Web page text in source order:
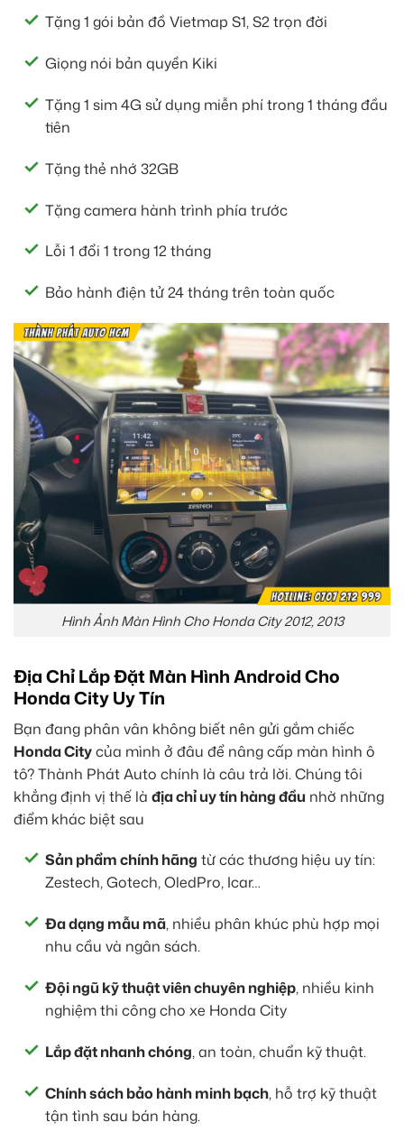
Tặng 1 gói bản đồ Vietmap S1, S2 trọn đời
Giọng nói bản quyền Kiki
Tặng 1 sim 4G sử dụng miễn phí trong 1 tháng đầu
tiên
Tặng thẻ nhớ 32GB
Tặng camera hành trình phía trước
Lỗi 1 đổi 1 trong 12 tháng
Bảo hành điện tử 24 tháng trên toàn quốc
Hình Ảnh Màn Hình Cho Honda City 2012, 2013
Địa Chỉ Lắp Đặt Màn Hình Android Cho
Honda City Uy Tín
Bạn đang phân vân không biết nên gửi gắm chiếc
Honda Citycủa mình ở đâu để nâng cấp màn hình ô
tô? Thành Phát Auto chính là câu trả lời. Chúng tôi
khẳng định vị thế là địa chỉ uy tín hàng đầu nhờ những
điểm khác biệt sau
Sản phẩm chính hãng từ các thương hiệu uy tín:
Zestech, Gotech, OledPro, Icar…
Đa dạng mẫu mã, nhiều phân khúc phù hợp mọi
nhu cầu và ngân sách.
Đội ngũ kỹ thuật viên chuyên nghiệp, nhiều kinh
nghiệm thi công cho xe Honda City
Lắp đặt nhanh chóng, an toàn, chuẩn kỹ thuật.
Chính sách bảo hành minh bạch, hỗ trợ kỹ thuật
tận tình sau bán hàng.